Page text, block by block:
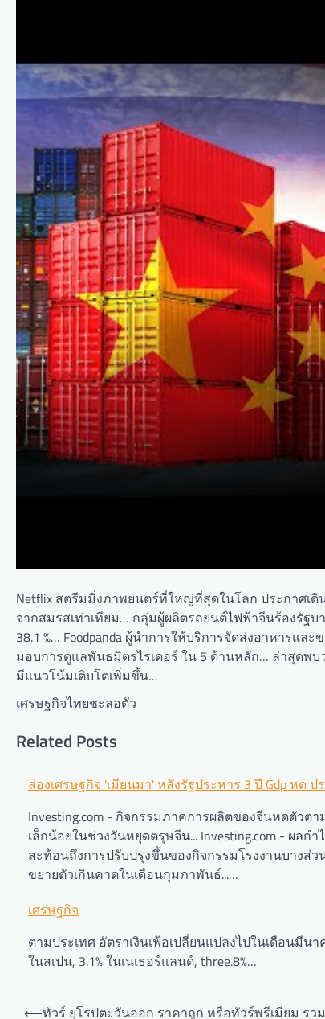
Netflix สตรีมมิ่งภาพยนตร์ที่ใหญ่ที่สุดในโลก ประกาศเ
จากสมรสเท่าเทียม… กลุ่มผู้ผลิตรถยนต์ไฟฟ้าจีนร้องรัฐบ
38.1 %… Foodpanda ผู้นำการให้บริการจัดส่งอาหารแล
มอบการดูแลพันธมิตรไรเดอร์ ใน 5 ด้านหลัก… ล่าสุดพบว่
มีแนวโน้มเติบโตเพิ่มขึ้น…
เศรษฐกิจไทยชะลอตัว
Related Posts
ส่องเศรษฐกิจ 'เมียนมา' หลังรัฐประหาร 3 ปี Gdp หด
Investing.com - กิจกรรมภาคการผลิตของจีนหดตัว
เล็กน้อยในช่วงวันหยุดตรุษจีน... Investing.com - ผล
สะท้อนถึงการปรับปรุงขึ้นของกิจกรรมโรงงานบางส่ว
ขยายตัวเกินคาดในเดือนกุมภาพันธ์...…
เศรษฐกิจ
ตามประเทศ อัตราเงินเฟ้อเปลี่ยนแปลงไปในเดือนมีนา
ในสเปน, 3.1% ในเนเธอร์แลนด์, three.8%…
Post
navigation
⟵ทัวร์ ยุโรปตะวันออก ราคาถูก หรือทัวร์พรีเมียม รว